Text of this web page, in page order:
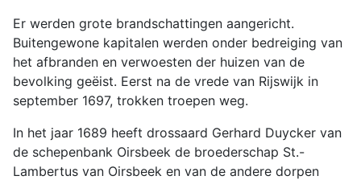
Er werden grote brandschattingen aangericht.
Buitengewone kapitalen werden onder bedreiging van
het afbranden en verwoesten der huizen van de
bevolking geëist. Eerst na de vrede van Rijswijk in
september 1697, trokken troepen weg.
In het jaar 1689 heeft drossaard Gerhard Duycker van
de schepenbank Oirsbeek de broederschap St.-
Lambertus van Oirsbeek en van de andere dorpen